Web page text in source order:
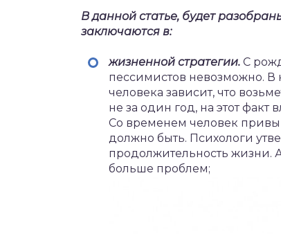
В данной статье, будет
заключаются в:
жизненной стратегии. С
пессимистов невозможно. В
человека зависит, что
не за один год, на этот
Со временем человек
должно быть. Психологи
продолжительность жизни.
больше проблем;